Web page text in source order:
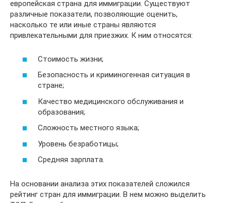
европейская страна для иммиграции. Существуют
различные показатели, позволяющие оценить,
насколько те или иные страны являются
привлекательными для приезжих. К ним относятся:
Стоимость жизни;
Безопасность и криминогенная ситуация в
стране;
Качество медицинского обслуживания и
образования;
Сложность местного языка;
Уровень безработицы;
Средняя зарплата.
На основании анализа этих показателей сложился
рейтинг стран для иммиграции. В нем можно выделить